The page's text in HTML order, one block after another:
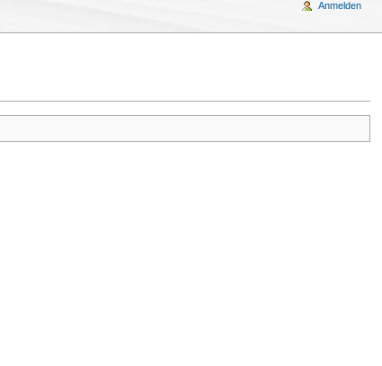
Anmelden